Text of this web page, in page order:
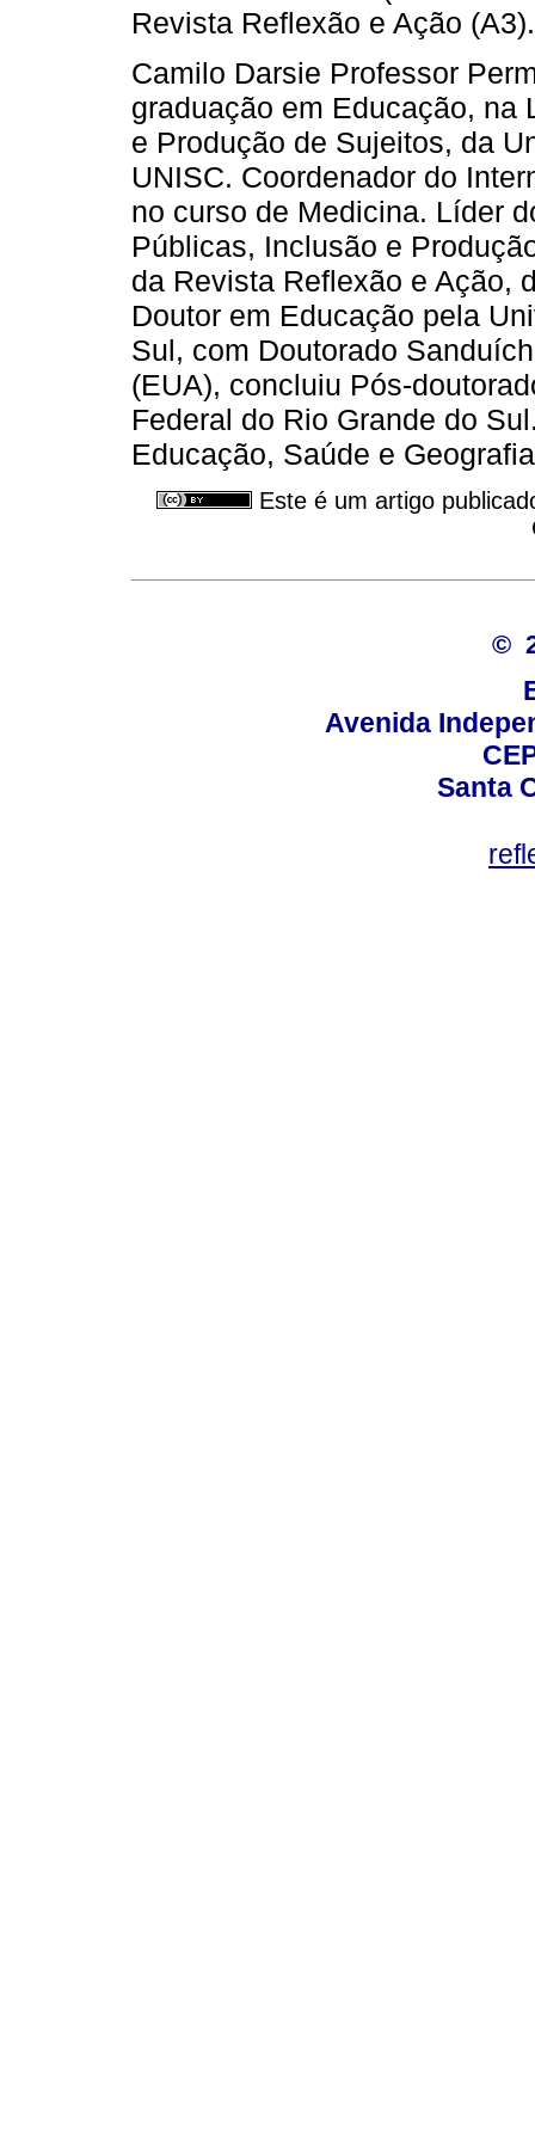
Revista Reflexão e Ação (A3).
Camilo Darsie Professor
graduação em Educação, na
e Produção de Sujeitos, da
UNISC. Coordenador do
no curso de Medicina. Líder
Públicas, Inclusão e
da Revista Reflexão e Ação,
Doutor em Educação pela
Sul, com Doutorado
(EUA), concluiu Pós-
Federal do Rio Grande do
Educação, Saúde e Geografia
Este é um artigo
©
Avenida
Santa